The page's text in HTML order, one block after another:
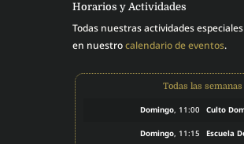
Horarios y Actividades
Todas nuestras actividades
en nuestrocalendario de eventos.
Todas las semanas
Domingo, 11:00 Culto
Domingo, 11:15 Escuela